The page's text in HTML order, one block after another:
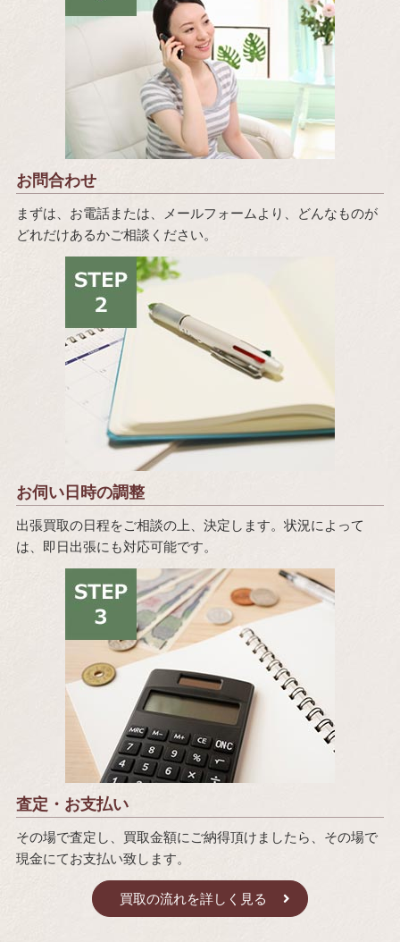
お問合わせ
まずは、お電話または、メールフォームより、どんなものが
どれだけあるかご相談ください。
お伺い日時の調整
出張買取の日程をご相談の上、決定します。状況によって
は、即日出張にも対応可能です。
査定・お支払い
その場で査定し、買取金額にご納得頂けましたら、その場で
現金にてお支払い致します。
買取の流れを詳しく見る